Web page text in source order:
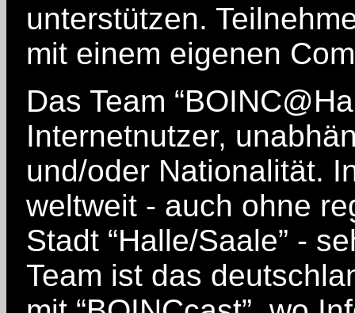
unterstützen.
mit einem eigenen
Das Team
Internetnutzer,
und/oder Nationalität.
weltweit - auch ohne
Stadt “Halle/Saale” -
Team ist das